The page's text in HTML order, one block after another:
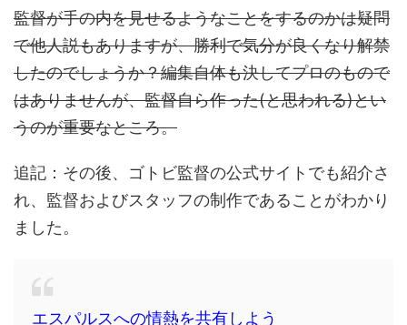
監督が手の内を見せるようなことをするのかは疑問
で他人説もありますが、勝利で気分が良くなり解禁
したのでしょうか？編集自体も決してプロのもので
はありませんが、監督自ら作った(と思われる)とい
うのが重要なところ。
追記：その後、ゴトビ監督の公式サイトでも紹介さ
れ、監督およびスタッフの制作であることがわかり
ました。
エスパルスへの情熱を共有しよう